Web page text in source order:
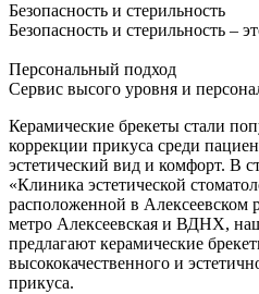
Безопасность и стерильность
Безопасность и стерильность –
Персональный подход
Сервис высого уровня и
Керамические брекеты стали
коррекции прикуса среди
эстетический вид и комфорт. В
«Клиника эстетической
расположенной в Алексеевском
метро Алексеевская и ВДНХ,
предлагают керамические
высококачественного и
прикуса.